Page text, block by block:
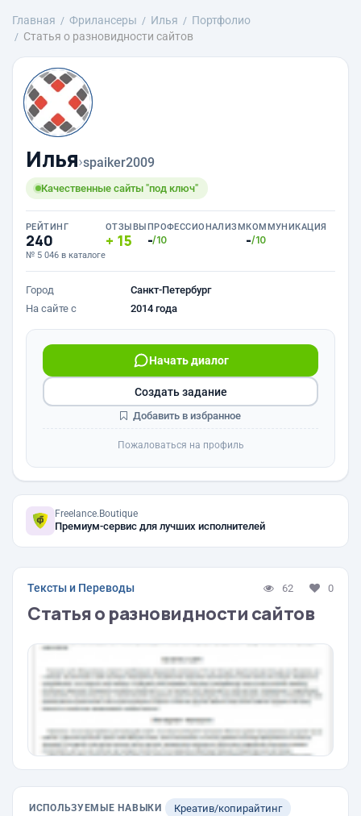
Главная Фрилансеры Илья
Портфолио
Статья о разновидности сайтов
Илья›spaiker2009
Качественные сайты "под ключ"
РЕЙТИНГ
240
№ 5 046 в каталоге
ОТЗЫВЫ
15
ПРОФЕССИОНАЛИЗМ
-/10
КОММУНИКАЦИЯ
-/10
Город
Санкт-Петербург
На сайте с
2014 года
Начать диалог
Создать задание
Добавить в избранное
Пожаловаться на профиль
Freelance.Boutique
Премиум-сервис для лучших исполнителей
Тексты и Переводы 62 0
Статья о разновидности сайтов
ИСПОЛЬЗУЕМЫЕ НАВЫКИ Креатив/копирайтинг